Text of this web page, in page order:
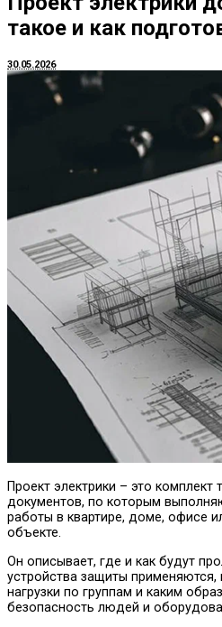
такое и как
30.05.2026
Проект электрики – это комплект
документов, по которым
работы в квартире, доме, офисе
объекте.
Он описывает, где и как будут
устройства защиты применяются,
нагрузки по группам и каким
безопасность людей и